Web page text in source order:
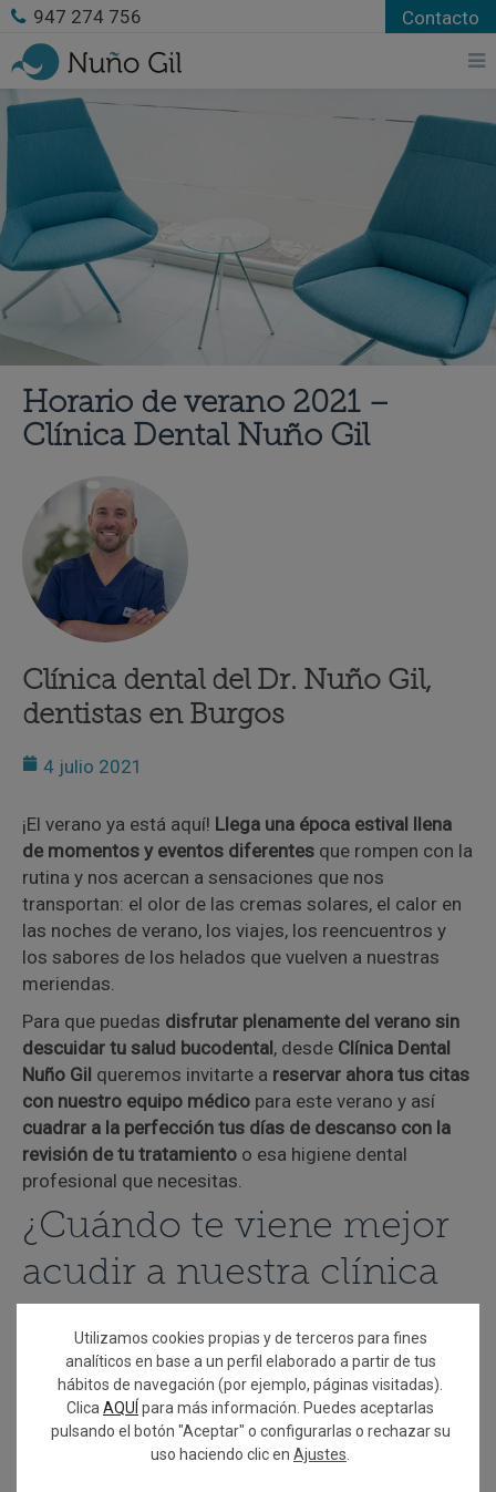
Horario de verano 2021 –
Clínica Dental Nuño Gil
Clínica dental del Dr. Nuño Gil,
dentistas en Burgos
4 julio 2021
¡El verano ya está aquí! Llega una época estival llena
de momentos y eventos diferentes que rompen con la
rutina y nos acercan a sensaciones que nos
transportan: el olor de las cremas solares, el calor en
las noches de verano, los viajes, los reencuentros y
los sabores de los helados que vuelven a nuestras
meriendas.
Para que puedas disfrutar plenamente del verano sin
descuidar tu salud bucodental, desde Clínica Dental
Nuño Gil queremos invitarte a reservar ahora tus citas
con nuestro equipo médico para este verano y así
cuadrar a la perfección tus días de descanso con la
revisión de tu tratamiento o esa higiene dental
profesional que necesitas.
¿Cuándo te viene mejor
acudir a nuestra clínica
este verano?
Ya son muchos los pacientes que han reservado su
cita. EnClínica Dental Nuño Gil, este verano,del 26 de
julio al 31 de agosto, abrimos delunes a jueves de 9h
a 17:30h y viernes de 9h-15h.Los días no
947 274 756 Contacto
Utilizamos cookies propias y de terceros para fines
analíticos en base a un perfil elaborado a partir de tus
hábitos de navegación (por ejemplo, páginas visitadas).
Clica AQUÍ para más información. Puedes aceptarlas
pulsando el botón "Aceptar" o configurarlas o rechazar su
uso haciendo clic en Ajustes